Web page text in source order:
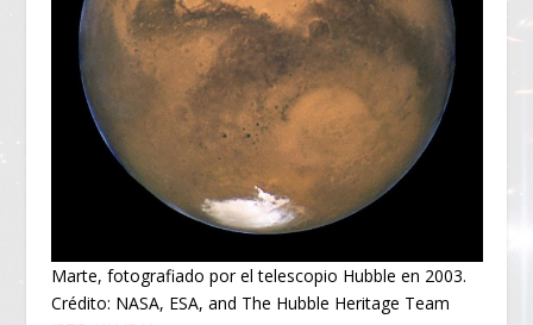
Marte, fotografiado por el telescopio Hubble en 2003.
Crédito: NASA, ESA, and The Hubble Heritage Team